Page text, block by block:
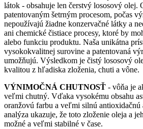
látok - obsahuje len čerstvý lososový olej.
patentovaným šetrným procesom, počas
nepoužívajú žiadne konzervačné látky a
ani chemické čistiace procesy, ktoré by
alebo funkciu produktu. Naša unikátna
vysokokvalitnej surovine a patentovaná
umožňujú. Výsledkom je čistý lososový
kvalitou z hľadiska zloženia, chuti a vône.
VÝNIMOČNÁ CHUTNOSŤ - vôňa je
veľmi chutný. Vďaka vysokému obsahu
oranžovú farbu a veľmi silnú
analýza ukazuje, že toto zloženie oleja a
možné a veľmi stabilné v čase.